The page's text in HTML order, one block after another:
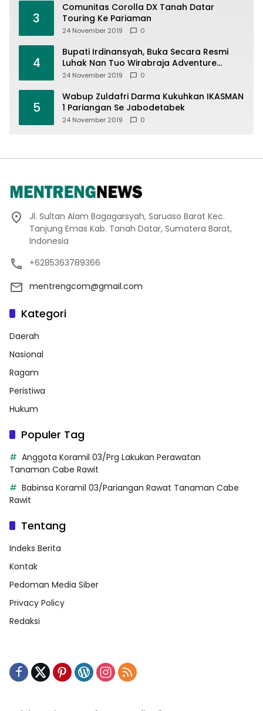
3
Comunitas Corolla DX Tanah Datar
Touring Ke Pariaman
24 November 2019 0
4
Bupati Irdinansyah, Buka Secara Resmi
Luhak Nan Tuo Wirabraja Adventure
Offroad 2019
24 November 2019 0
5
Wabup Zuldafri Darma Kukuhkan IKASMAN
1 Pariangan Se Jabodetabek
24 November 2019 0
Jl. Sultan Alam Bagagarsyah, Saruaso Barat Kec.
Tanjung Emas Kab. Tanah Datar, Sumatera Barat,
Indonesia
+6285363789366
mentrengcom@gmail.com
Kategori
Daerah
Nasional
Ragam
Peristiwa
Hukum
Populer Tag
Anggota Koramil 03/Prg Lakukan Perawatan
Tanaman Cabe Rawit
Babinsa Koramil 03/Pariangan Rawat Tanaman Cabe
Rawit
Tentang
Indeks Berita
Kontak
Pedoman Media Siber
Privacy Policy
Redaksi